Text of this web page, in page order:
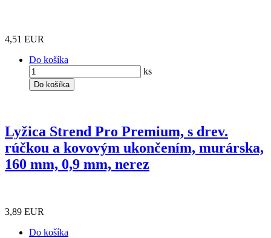
4,51 EUR
Do košíka
ks
Do košíka
Lyžica Strend Pro Premium, s drev.
rúčkou a kovovým ukončením, murárska,
160 mm, 0,9 mm, nerez
3,89 EUR
Do košíka